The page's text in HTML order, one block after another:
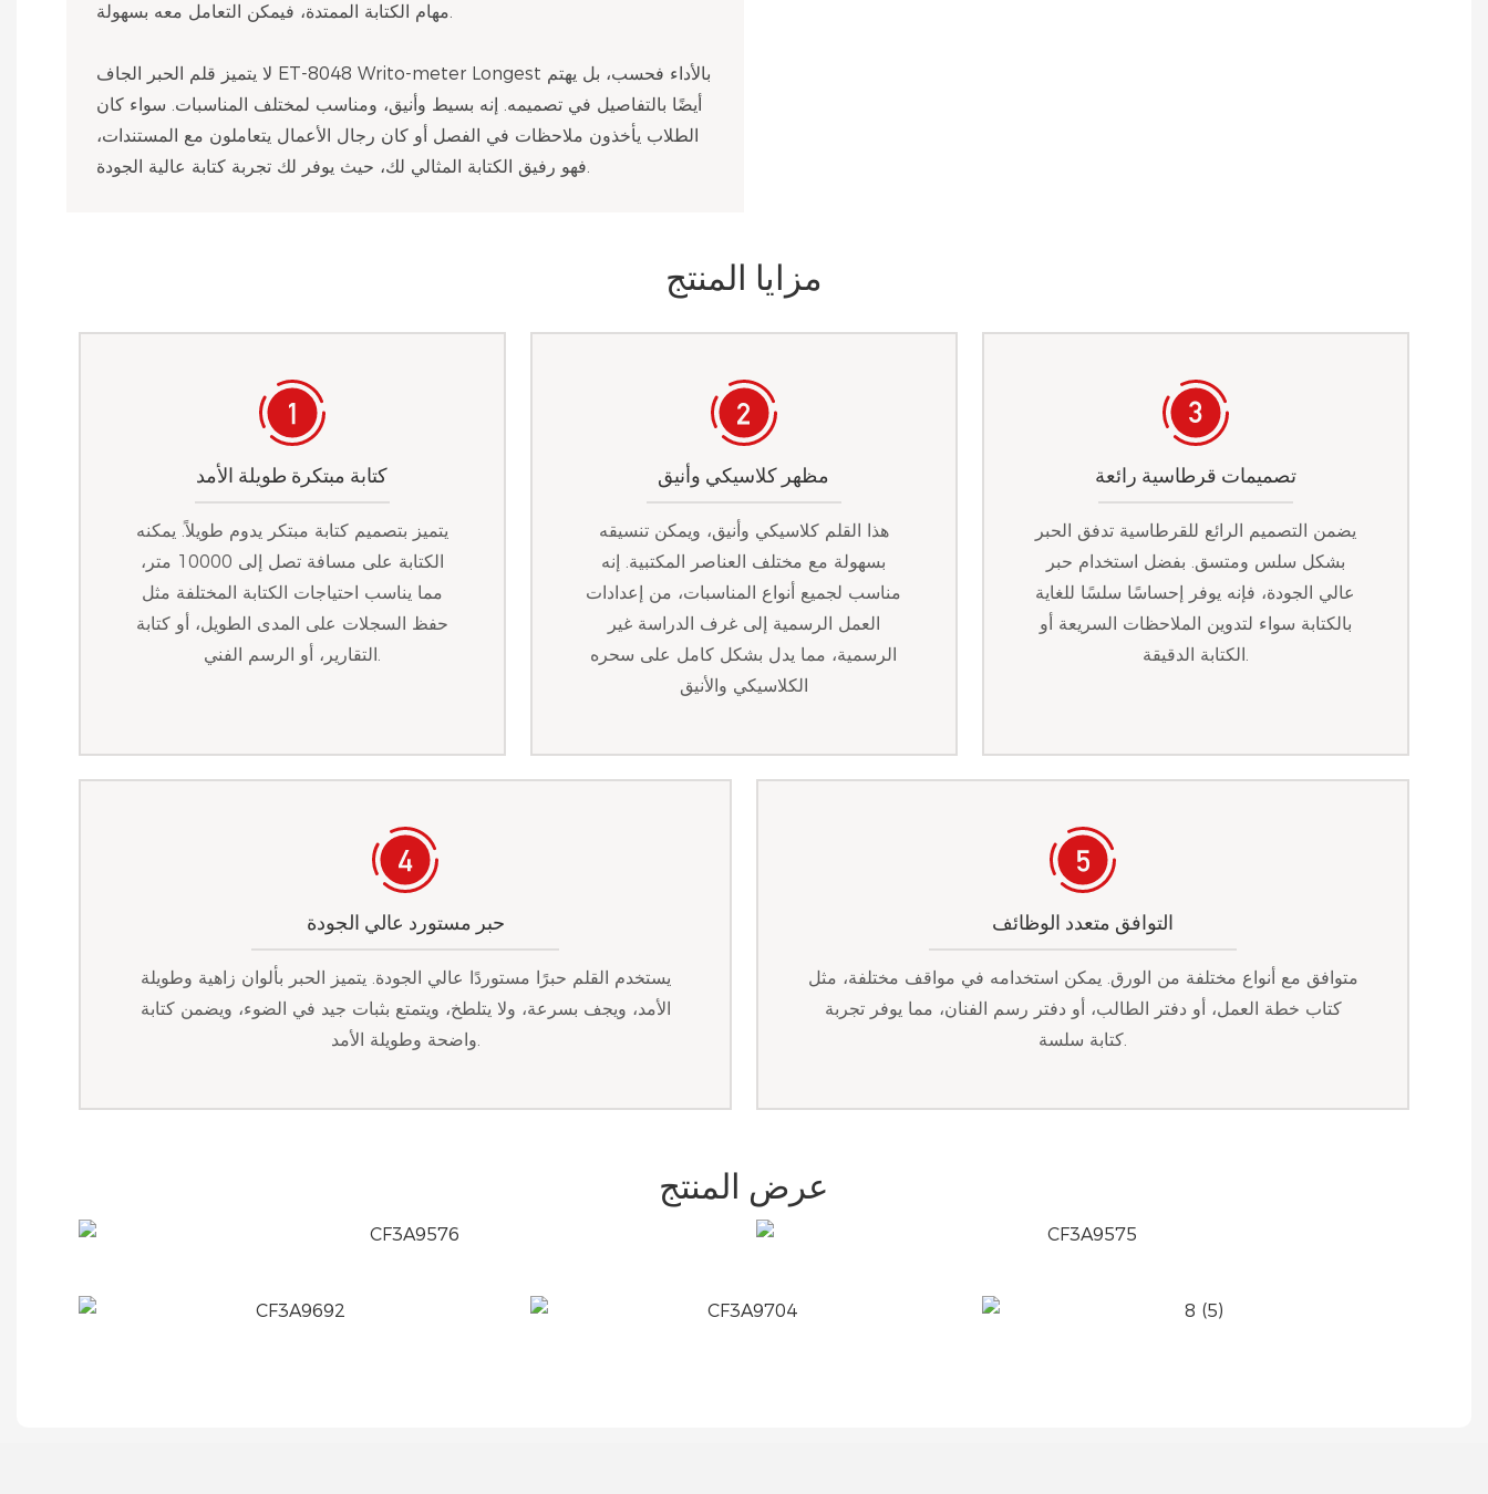
مهام الكتابة الممتدة، فيمكن التعامل معه بسهولة.
لا يتميز قلم الحبر الجاف ET-8048 Writo-meter Longest بالأداء فحسب، بل يهتم
أيضًا بالتفاصيل في تصميمه. إنه بسيط وأنيق، ومناسب لمختلف المناسبات. سواء كان
الطلاب يأخذون ملاحظات في الفصل أو كان رجال الأعمال يتعاملون مع المستندات،
فهو رفيق الكتابة المثالي لك، حيث يوفر لك تجربة كتابة عالية الجودة.
مزايا المنتج
كتابة مبتكرة طويلة الأمد
يتميز بتصميم كتابة مبتكر يدوم طويلاً. يمكنه
الكتابة على مسافة تصل إلى 10000 متر،
مما يناسب احتياجات الكتابة المختلفة مثل
حفظ السجلات على المدى الطويل، أو كتابة
التقارير، أو الرسم الفني.
مظهر كلاسيكي وأنيق
هذا القلم كلاسيكي وأنيق، ويمكن تنسيقه
بسهولة مع مختلف العناصر المكتبية. إنه
مناسب لجميع أنواع المناسبات، من إعدادات
العمل الرسمية إلى غرف الدراسة غير
الرسمية، مما يدل بشكل كامل على سحره
الكلاسيكي والأنيق
تصميمات قرطاسية رائعة
يضمن التصميم الرائع للقرطاسية تدفق الحبر
بشكل سلس ومتسق. بفضل استخدام حبر
عالي الجودة، فإنه يوفر إحساسًا سلسًا للغاية
بالكتابة سواء لتدوين الملاحظات السريعة أو
الكتابة الدقيقة.
حبر مستورد عالي الجودة
يستخدم القلم حبرًا مستوردًا عالي الجودة. يتميز الحبر بألوان زاهية وطويلة
الأمد، ويجف بسرعة، ولا يتلطخ، ويتمتع بثبات جيد في الضوء، ويضمن كتابة
واضحة وطويلة الأمد.
التوافق متعدد الوظائف
متوافق مع أنواع مختلفة من الورق. يمكن استخدامه في مواقف مختلفة، مثل
كتاب خطة العمل، أو دفتر الطالب، أو دفتر رسم الفنان، مما يوفر تجربة
كتابة سلسة.
عرض المنتج